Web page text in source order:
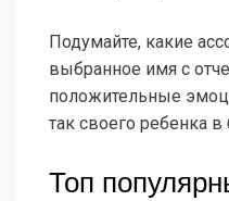
Подумайте, какие
выбранное имя с
положительные
так своего ребенка
Топ